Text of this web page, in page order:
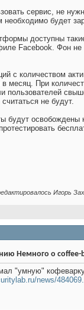
сервис, не
необходимо будет
доступны
Facebook. Фон не
с количеством
в месяц. При
пользователей
не будут.
будут освобождены
Игорь
Немного о coffee-
"умную"
news/